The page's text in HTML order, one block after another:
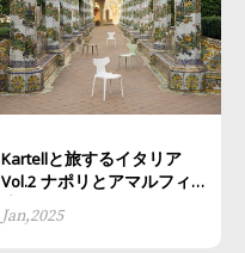
Kartellと旅するイタリア
Vol.2 ナポリとアマルフィ魅
惑の絶景へ
Jan,2025